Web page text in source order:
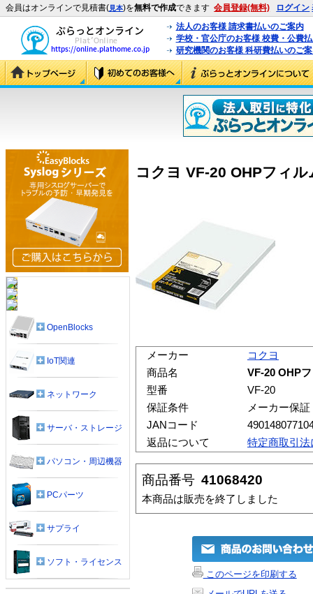
会員はオンラインで見積書(見本)を無料で作成できます 会員登録(無料) ログイン
法人のお客様 請求書払いのご案内
学校・官公庁のお客様 校費・公費
研究機関のお客様 科研費払いのご
コクヨ VF-20 OHPフィ
メーカー
コクヨ
商品名
VF-20 OHP
型番
VF-20
保証条件
メーカー保証
JANコード
返品について
特定商取引
商品番号 41068420
本商品は販売を終了しました
このページを印刷する
OpenBlocks
IoT関連
ネットワーク
サーバ・ストレージ
パソコン・周辺機器
PCパーツ
サプライ
ソフト・ライセンス